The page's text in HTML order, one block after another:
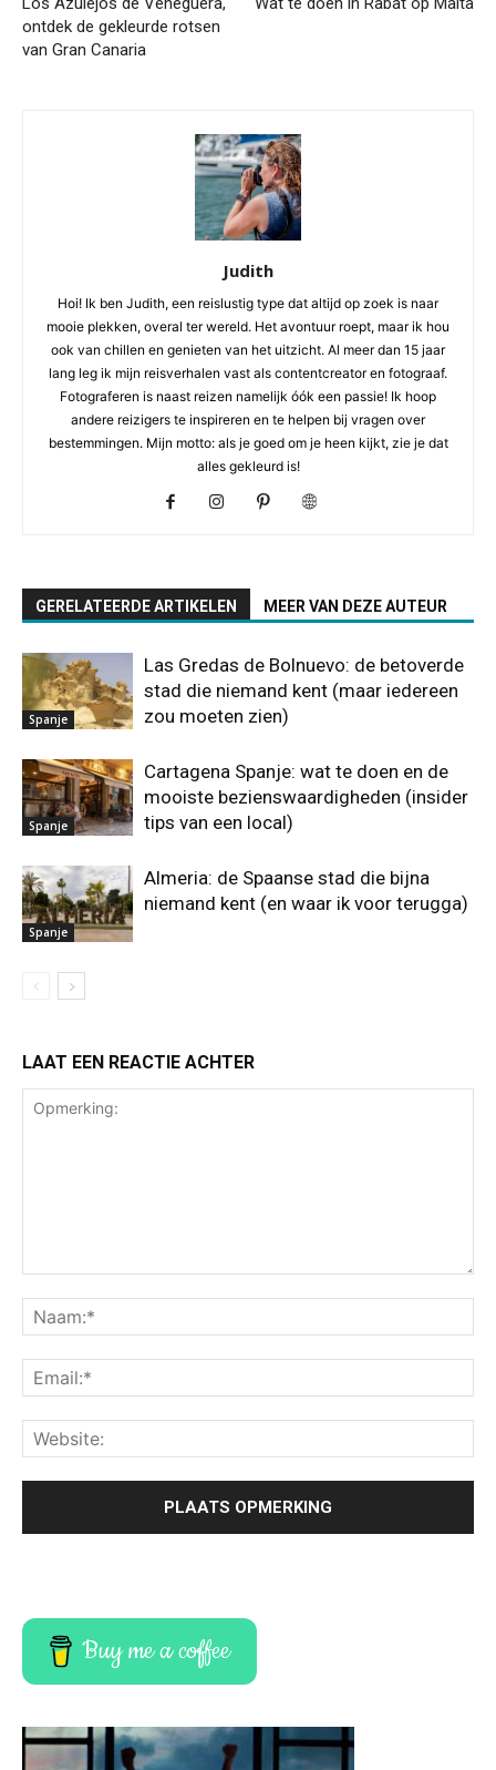
ontdek de gekleurde rotsen
van Gran Canaria
Judith
Hoi! Ik ben Judith, een reislustig type dat altijd op zoek is naar
mooie plekken, overal ter wereld. Het avontuur roept, maar ik hou
ook van chillen en genieten van het uitzicht. Al meer dan 15 jaar
lang leg ik mijn reisverhalen vast als contentcreator en fotograaf.
Fotograferen is naast reizen namelijk óók een passie! Ik hoop
andere reizigers te inspireren en te helpen bij vragen over
bestemmingen. Mijn motto: als je goed om je heen kijkt, zie je dat
alles gekleurd is!
GERELATEERDE ARTIKELEN MEER VAN DEZE AUTEUR
Spanje
Las Gredas de Bolnuevo: de betoverde
stad die niemand kent (maar iedereen
zou moeten zien)
Spanje
Cartagena Spanje: wat te doen en de
mooiste bezienswaardigheden (insider
tips van een local)
Spanje
Almeria: de Spaanse stad die bijna
niemand kent (en waar ik voor terugga)
LAAT EEN REACTIE ACHTER
Buy me a coffee